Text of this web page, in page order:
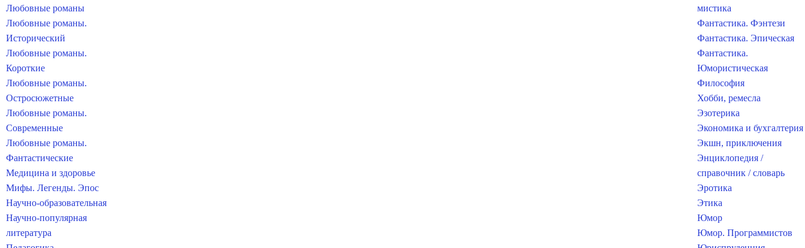
Любовные романы
Любовные романы.
Исторический
Любовные романы.
Короткие
Любовные романы.
Остросюжетные
Любовные романы.
Современные
Любовные романы.
Фантастические
Медицина и здоровье
Мифы. Легенды. Эпос
Научно-образовательная
Научно-популярная
литература
мистика
Фантастика. Фэнтези
Фантастика. Эпическая
Фантастика.
Юмористическая
Философия
Хобби, ремесла
Эзотерика
Экономика и бухгалтерия
Экшн, приключения
Энциклопедия /
справочник / словарь
Эротика
Этика
Юмор
Юмор. Программистов